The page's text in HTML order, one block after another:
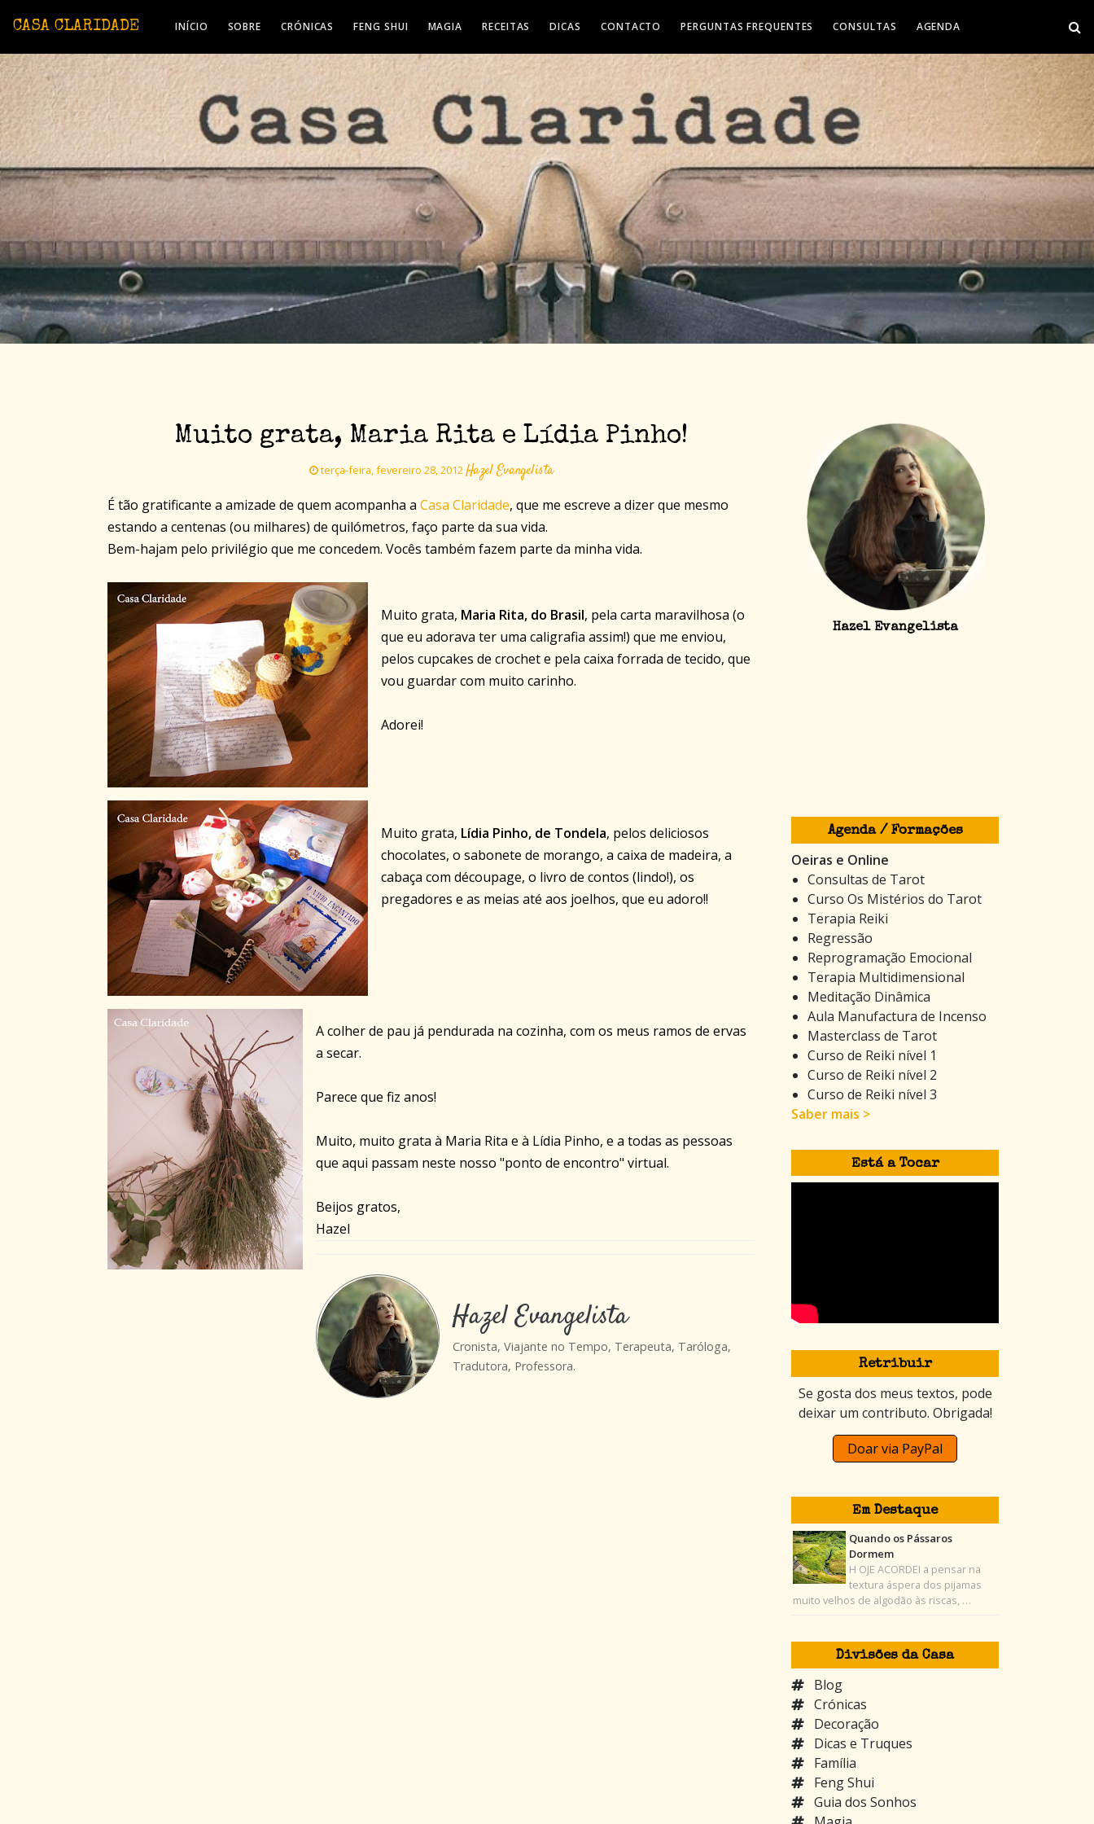
CASA CLARIDADE INÍCIO SOBRE CRÓNICAS FENG SHUI MAGIA RECEITAS DICAS CONTACTO PERGUNTAS FREQUENTES CONSULTAS AGENDA
Muito grata, Maria Rita e Lídia Pinho!
terça-feira, fevereiro 28, 2012Hazel Evangelista
É tão gratificante a amizade de quem acompanha a Casa Claridade, que me escreve a dizer que mesmo
estando a centenas (ou milhares) de quilómetros, faço parte da sua vida.
Bem-hajam pelo privilégio que me concedem. Vocês também fazem parte da minha vida.
Muito grata, Maria Rita, do Brasil, pela carta maravilhosa (o
que eu adorava ter uma caligrafia assim!) que me enviou,
pelos cupcakes de crochet e pela caixa forrada de tecido, que
vou guardar com muito carinho.
Adorei!
Muito grata, Lídia Pinho, de Tondela, pelos deliciosos
chocolates, o sabonete de morango, a caixa de madeira, a
cabaça com découpage, o livro de contos (lindo!), os
pregadores e as meias até aos joelhos, que eu adoro!!
A colher de pau já pendurada na cozinha, com os meus ramos de ervas
a secar.
Parece que fiz anos!
Muito, muito grata à Maria Rita e à Lídia Pinho, e a todas as pessoas
que aqui passam neste nosso "ponto de encontro" virtual.
Beijos gratos,
Hazel
Hazel Evangelista
Cronista, Viajante no Tempo, Terapeuta, Taróloga,
Tradutora, Professora.
Hazel Evangelista
Agenda / Formações
Oeiras e Online
Consultas de Tarot
Curso Os Mistérios do Tarot
Terapia Reiki
Regressão
Reprogramação Emocional
Terapia Multidimensional
Meditação Dinâmica
Aula Manufactura de Incenso
Masterclass de Tarot
Curso de Reiki nível 1
Curso de Reiki nível 2
Curso de Reiki nível 3
Saber mais >
Está a Tocar
Retribuir
Se gosta dos meus textos, pode
deixar um contributo. Obrigada!
Doar via PayPal
Em Destaque
Quando os Pássaros
Dormem
H OJE ACORDEI a pensar na
textura áspera dos pijamas
muito velhos de algodão às riscas, …
Divisões da Casa
Blog
Crónicas
Decoração
Dicas e Truques
Família
Feng Shui
Guia dos Sonhos